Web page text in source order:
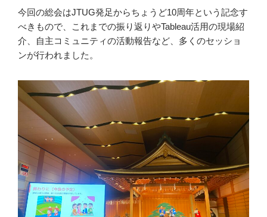
今回の総会はJTUG発足からちょうど10周年という記念す
べきもので、これまでの振り返りやTableau活用の現場紹
介、自主コミュニティの活動報告など、多くのセッショ
ンが行われました。